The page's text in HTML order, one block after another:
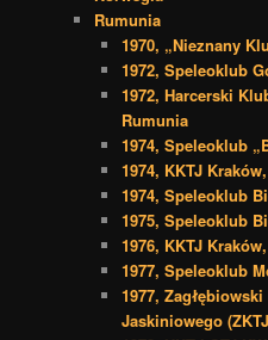
Rumunia
1970, „Nieznany
1972, Speleoklub
1972, Harcerski
Rumunia
1974, Speleoklub
1974, KKTJ
1974, Speleoklub
1975, Speleoklub
1976, KKTJ
1977, Speleoklub
1977,
Jaskiniowego